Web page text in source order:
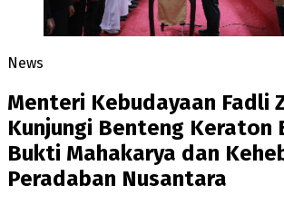
News
Menteri Kebudayaan Fadli
Kunjungi Benteng Keraton
Bukti Mahakarya dan
Peradaban Nusantara